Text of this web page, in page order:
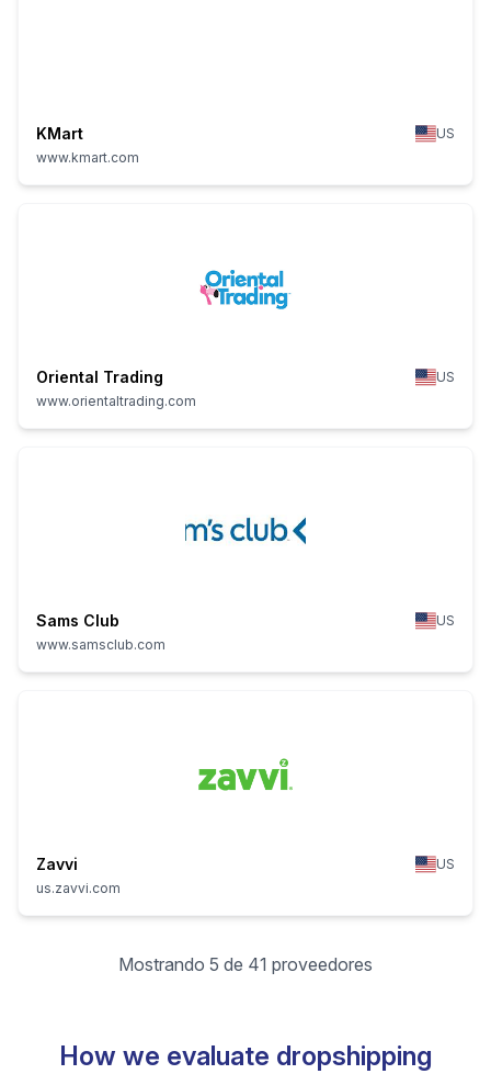
KMart
US
www.kmart.com
Oriental Trading
US
www.orientaltrading.com
Sams Club
US
www.samsclub.com
Zavvi
US
us.zavvi.com
Mostrando 5 de 41 proveedores
How we evaluate dropshipping